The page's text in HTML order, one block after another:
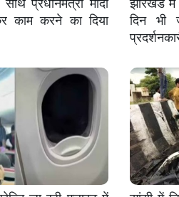
काम करने का दिया दिन भी